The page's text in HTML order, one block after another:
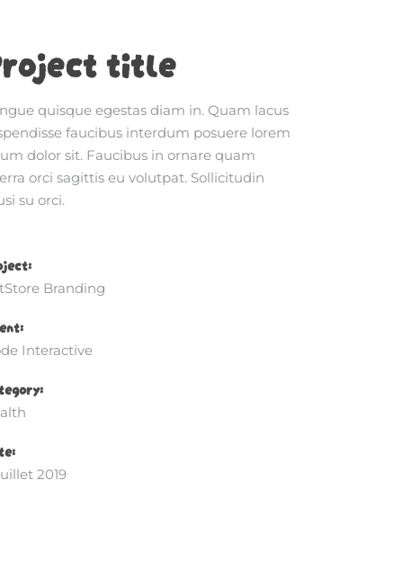
title
quisque egestas diam in. Quam lacus
faucibus interdum posuere lorem
dolor sit. Faucibus in ornare quam
orci sagittis eu volutpat. Sollicitudin
su orci.
Branding
Interactive
2019